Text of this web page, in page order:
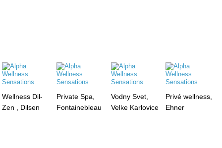
Wellness Dil-
Zen , Dilsen
Private Spa,
Fontainebleau
Vodny Svet,
Velke Karlovice
Privé wellness,
Ehner